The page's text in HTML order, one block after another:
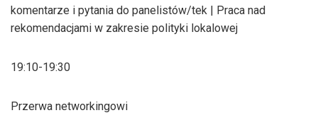
komentarze i pytania do panelistów/tek | Praca nad
rekomendacjami w zakresie polityki lokalowej
19:10-19:30
Przerwa networkingowi